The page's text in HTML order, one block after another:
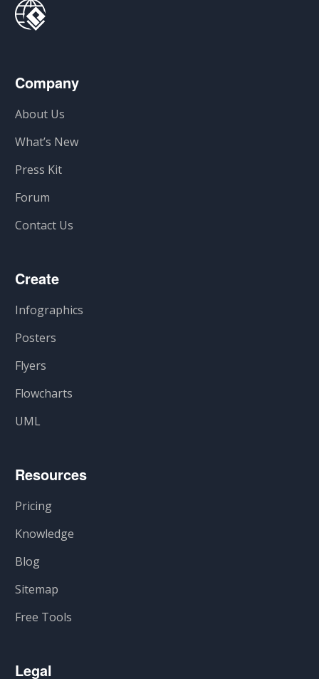
Company
About Us
What’s New
Press Kit
Forum
Contact Us
Create
Infographics
Posters
Flyers
Flowcharts
UML
Resources
Pricing
Knowledge
Blog
Sitemap
Free Tools
Legal